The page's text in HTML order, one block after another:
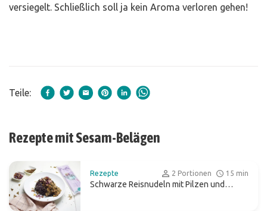
versiegelt. Schließlich soll ja kein Aroma verloren gehen!
Teile:
Rezepte mit Sesam-Belägen
Rezepte 2 Portionen 15 min
Schwarze Reisnudeln mit Pilzen und